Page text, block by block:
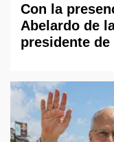
Con la
Abelardo de
presidente